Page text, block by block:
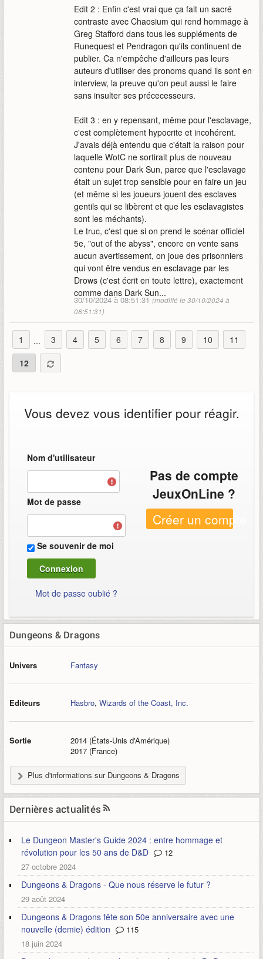
Edit 2 : Enfin c'est vrai que ça fait un sacré
contraste avec Chaosium qui rend hommage à
Greg Stafford dans tous les suppléments de
Runequest et Pendragon qu'ils continuent de
publier. Ca n'empêche d'ailleurs pas leurs
auteurs d'utiliser des pronoms quand ils sont en
interview, la preuve qu'on peut aussi le faire
sans insulter ses précecesseurs.
Edit 3 : en y repensant, même pour l'esclavage,
c'est complètement hypocrite et incohérent.
J'avais déjà entendu que c'était la raison pour
laquelle WotC ne sortirait plus de nouveau
contenu pour Dark Sun, parce que l'esclavage
était un sujet trop sensible pour en faire un jeu
(et même si les joueurs jouent des esclaves
gentils qui se libèrent et que les esclavagistes
sont les méchants).
Le truc, c'est que si on prend le scénar officiel
5e, "out of the abyss", encore en vente sans
aucun avertissement, on joue des prisonniers
qui vont être vendus en esclavage par les
Drows (c'est écrit en toute lettre), exactement
comme dans Dark Sun...
30/10/2024 à 08:51:31(modifié le 30/10/2024 à
08:51:31)
1 ... 3 4 5 6 7 8 9 10
11
12
Vous devez vous identifier pour réagir.
Nom d'utilisateur
Mot de passe
Se souvenir de moi
Mot de passe oublié ?
Pas de compte
JeuxOnLine ?
Créer un compte
Dungeons & Dragons
Univers Fantasy
Editeurs Hasbro, Wizards of the Coast, Inc.
Sortie
2014 (États-Unis d'Amérique)
2017 (France)
Plus d'informations sur Dungeons & Dragons
Dernières actualités
Le Dungeon Master's Guide 2024 : entre hommage et
révolution pour les 50 ans de D&D
12
27 octobre 2024
Dungeons & Dragons - Que nous réserve le futur ?
29 août 2024
Dungeons & Dragons fête son 50e anniversaire avec une
nouvelle (demie) édition
115
18 juin 2024